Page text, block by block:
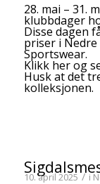
28. mai – 31.
klubbdager
Disse dagen
priser i
Sportswear.
Klikk her og
Husk at det
kolleksjonen.
10. april 2025 / i